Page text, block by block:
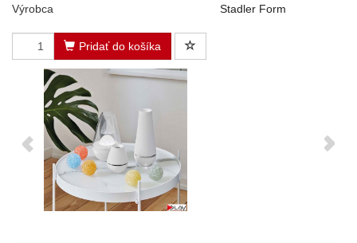
Výrobca
Stadler Form
Pridať do košíka